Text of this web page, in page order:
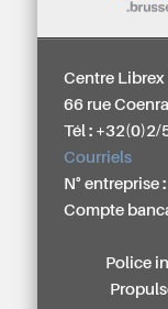
Centre
66 rue
Tél : +32(0)2/
Courriels
N° entreprise
Compte
Police